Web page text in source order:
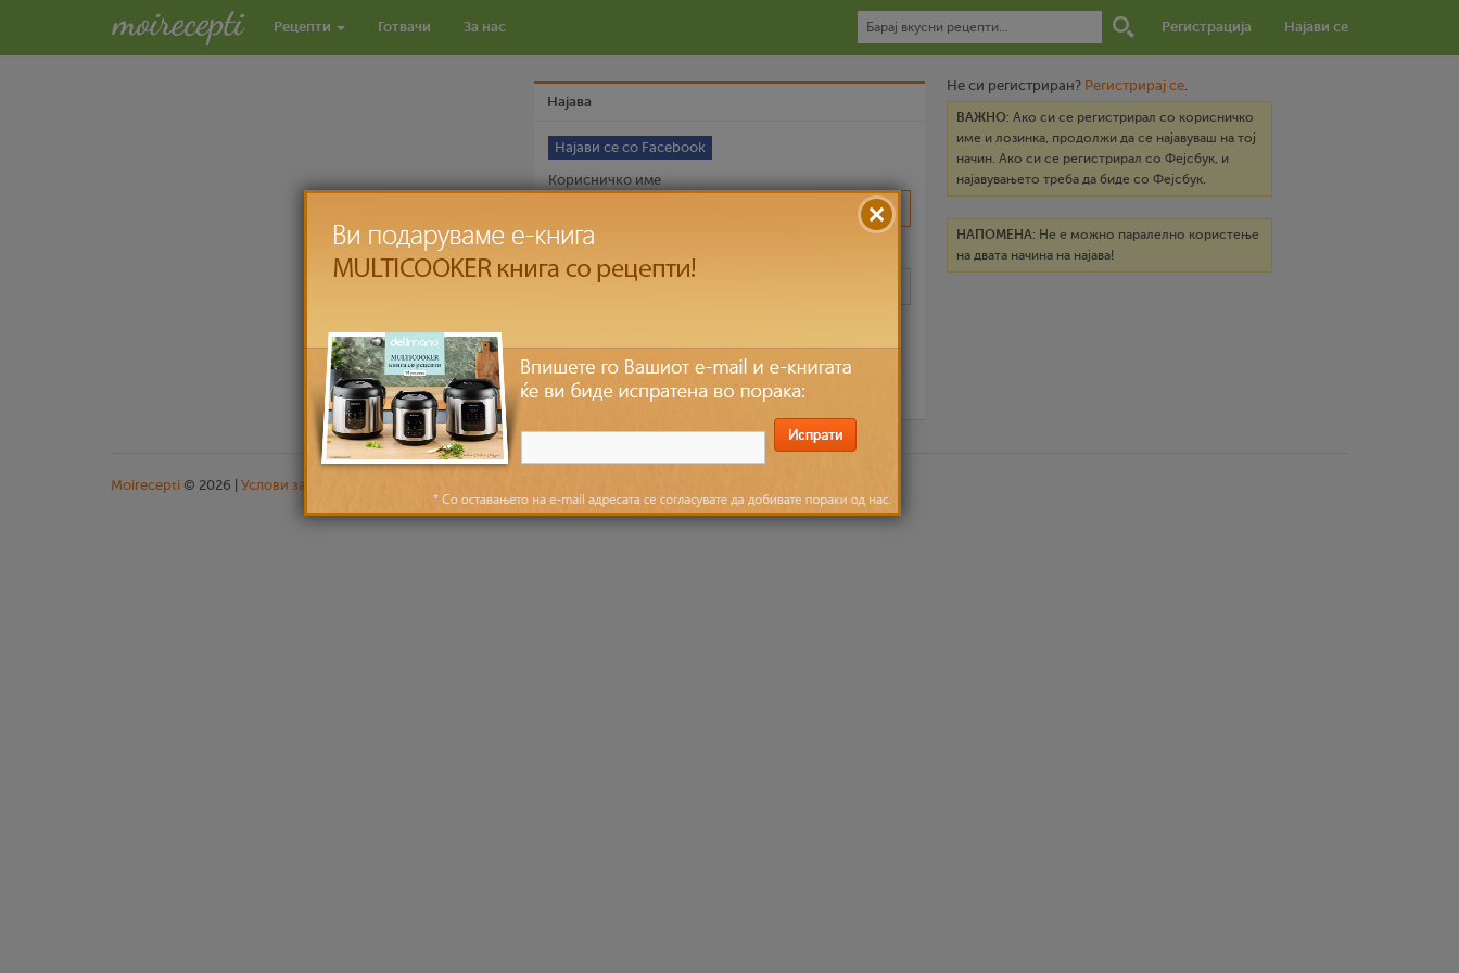
Рецепти Готвачи За нас Регистрација Најави се
Најава
Не си регистриран? Регистрирај се.
ВАЖНО: Ако си се регистрирал со корисничко
име и лозинка, продолжи да се најавуваш на тој
начин. Ако си се регистрирал со Фејсбук, и
најавувањето треба да биде со Фејсбук.
НАПОМЕНА: Не е можно паралелно користење
на двата начина на најава!
Најави се со Facebook
Корисничко име
Ја заборави лозинката?
Moirecepti © 2026 | Услови за користење